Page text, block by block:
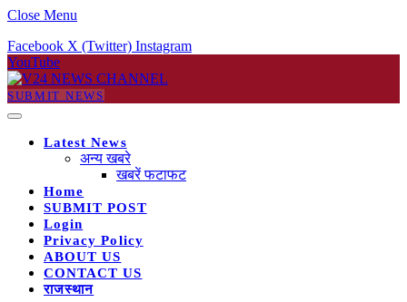
Close Menu
Facebook X (Twitter) Instagram
YouTube
SUBMIT NEWS
Latest News
अन्य खबरे
खबरें फटाफट
Home
SUBMIT POST
Login
Privacy Policy
ABOUT US
CONTACT US
राजस्थान